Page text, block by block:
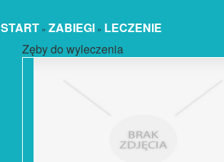
START » ZABIEGI » LECZENIE
Zęby do wyleczenia